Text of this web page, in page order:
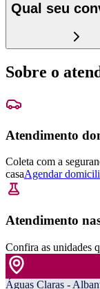
Qual seu
Sobre o
Atendimento
Coleta com a
casaAgendar
Atendimento
Confira as unidades
Águas Claras -